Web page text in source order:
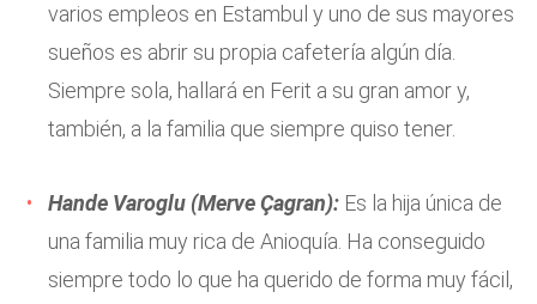
varios empleos en Estambul y uno de sus mayores
sueños es abrir su propia cafetería algún día.
Siempre sola, hallará en Ferit a su gran amor y,
también, a la familia que siempre quiso tener.
Hande Varoglu (Merve Çagran): Es la hija única de
una familia muy rica de Anioquía. Ha conseguido
siempre todo lo que ha querido de forma muy fácil,